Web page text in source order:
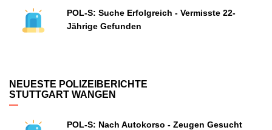
POL-S: Suche Erfolgreich - Vermisste 22-
Jährige Gefunden
NEUESTE POLIZEIBERICHTE
STUTTGART WANGEN
POL-S: Nach Autokorso - Zeugen Gesucht